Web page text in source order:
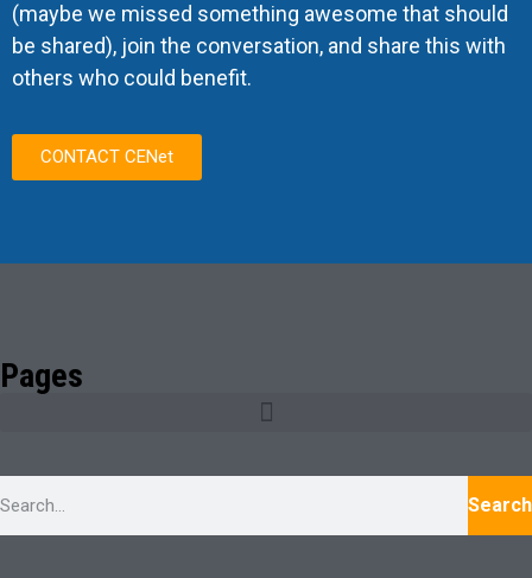
(maybe we missed something awesome that should
be shared), join the conversation, and share this with
others who could benefit.
CONTACT CENet
Pages
Search